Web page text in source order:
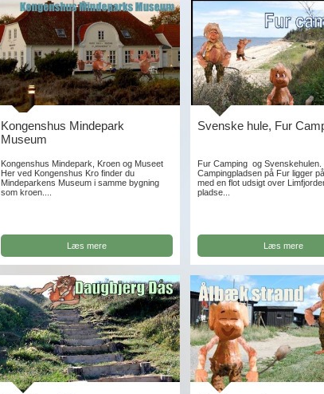
Kongenshus Mindepark
Museum
Kongenshus Mindepark, Kroen og Museet
Her ved Kongenshus Kro finder du
Mindeparkens Museum i samme bygning
som kroen....
Læs mere
Svenske hule, Fur
Fur Camping og Svenskehulen.
Campingpladsen på Fur ligger
med en flot udsigt over
pladse...
Læs mere